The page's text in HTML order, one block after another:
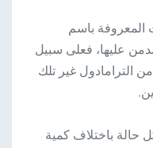
المعروفة باسم
عليها، فعلى سبيل
الترامادول غير تلك
حالة باختلاف كمية